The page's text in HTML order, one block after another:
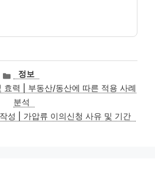
카
테
고
리
정보
효력 | 부동산/동산에 따른 적용 사례
분석
성 | 가압류 이의신청 사유 및 기간